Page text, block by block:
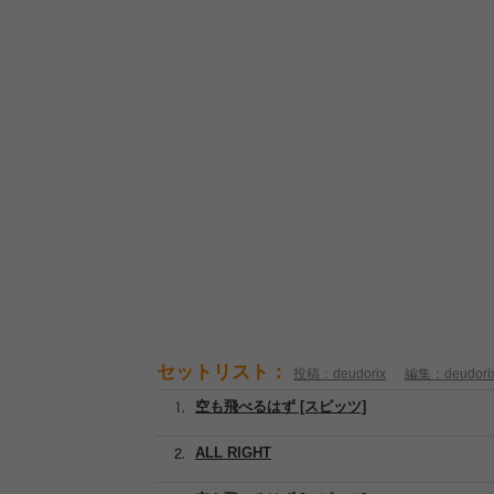
セットリスト： 投稿：deudorix 編集：
ALL RIGHT
空も飛べるはず [スピッツ]